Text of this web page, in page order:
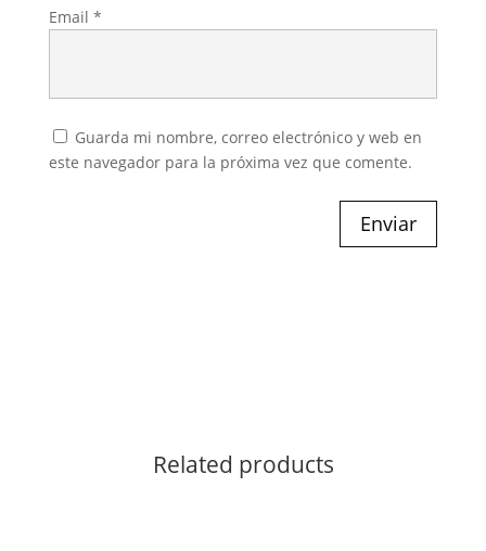
Email *
Guarda mi nombre, correo electrónico y web en
este navegador para la próxima vez que comente.
Enviar
Related products